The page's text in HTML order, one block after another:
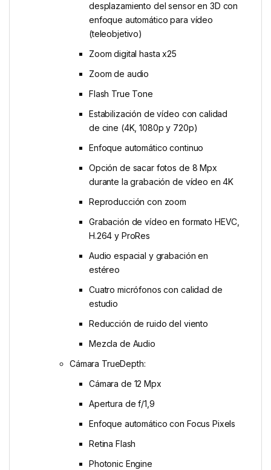
desplazamiento del sensor en 3D con
enfoque automático para vídeo
(teleobjetivo)
Zoom digital hasta x25
Zoom de audio
Flash True Tone
Estabili­zación de vídeo con calidad
de cine (4K, 1080p y 720p)
Enfoque automático continuo
Opción de sacar fotos de 8 Mpx
durante la grabación de vídeo en 4K
Reproducción con zoom
Grabación de vídeo en formato HEVC,
H.264 y ProRes
Audio espacial y grabación en
estéreo
Cuatro micrófonos con calidad de
estudio
Reducción de ruido del viento
Mezcla de Audio
Cámara TrueDepth:
Cámara de 12 Mpx
Apertura de f/1,9
Enfoque automático con Focus Pixels
Retina Flash
Photonic Engine